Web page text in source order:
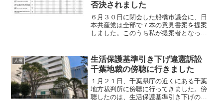
否決されました
６月３０日に閉会した船橋市議会に、日
本共産党は全部で７本の意見書案を提案
しました。このうち私が提案者となった
少数で否決されました。▲議員ごとの賛
否一覧（船橋市議会事務局...
人権
生活保護基準引き下げ違憲訴訟
千葉地裁の傍聴に行きました
１月２１日、千葉県庁の近くにある千葉
地方裁判所に傍聴に行ってきました。傍
聴したのは、生活保護基準引き下げの違